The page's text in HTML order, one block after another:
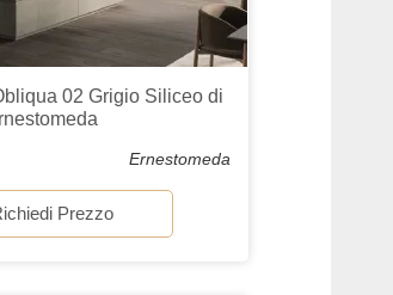
02 Grigio Siliceo di
Ernestomeda
Prezzo